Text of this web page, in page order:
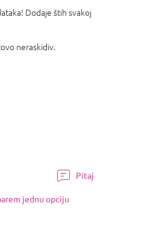
Dodaje štih svakoj
neraskidiv.
Pitaj
jednu opciju